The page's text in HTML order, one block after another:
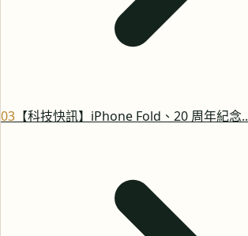
03 【科技快訊】iPhone Fold、20 周年紀念..